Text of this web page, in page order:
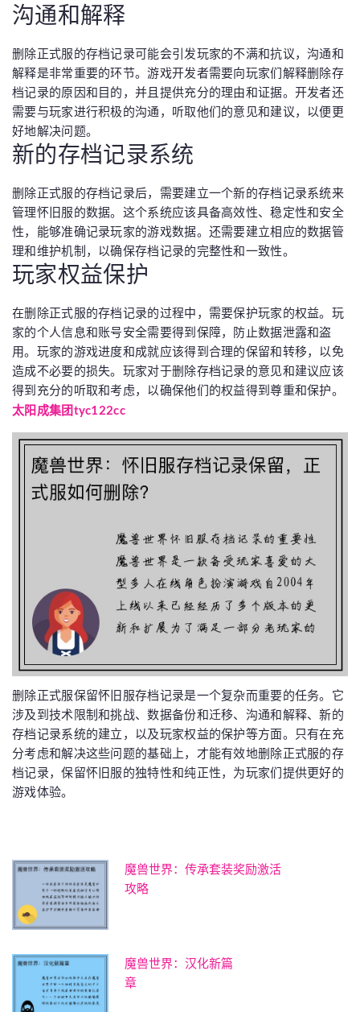
沟通和解释
删除正式服的存档记录可能会引发玩家的不满和抗议，沟通和
解释是非常重要的环节。游戏开发者需要向玩家们解释删除存
档记录的原因和目的，并且提供充分的理由和证据。开发者还
需要与玩家进行积极的沟通，听取他们的意见和建议，以便更
好地解决问题。
新的存档记录系统
删除正式服的存档记录后，需要建立一个新的存档记录系统来
管理怀旧服的数据。这个系统应该具备高效性、稳定性和安全
性，能够准确记录玩家的游戏数据。还需要建立相应的数据管
理和维护机制，以确保存档记录的完整性和一致性。
玩家权益保护
在删除正式服的存档记录的过程中，需要保护玩家的权益。玩
家的个人信息和账号安全需要得到保障，防止数据泄露和盗
用。玩家的游戏进度和成就应该得到合理的保留和转移，以免
造成不必要的损失。玩家对于删除存档记录的意见和建议应该
得到充分的听取和考虑，以确保他们的权益得到尊重和保护。
太阳成集团tyc122cc
删除正式服保留怀旧服存档记录是一个复杂而重要的任务。它
涉及到技术限制和挑战、数据备份和迁移、沟通和解释、新的
存档记录系统的建立，以及玩家权益的保护等方面。只有在充
分考虑和解决这些问题的基础上，才能有效地删除正式服的存
档记录，保留怀旧服的独特性和纯正性，为玩家们提供更好的
游戏体验。
魔兽世界：传承套装奖励激活
攻略
魔兽世界：汉化新篇
章